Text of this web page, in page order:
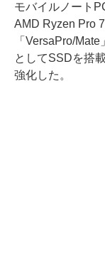
モバイルノート
AMD Ryzen Pro
「VersaPro/
としてSSDを搭
強化した。